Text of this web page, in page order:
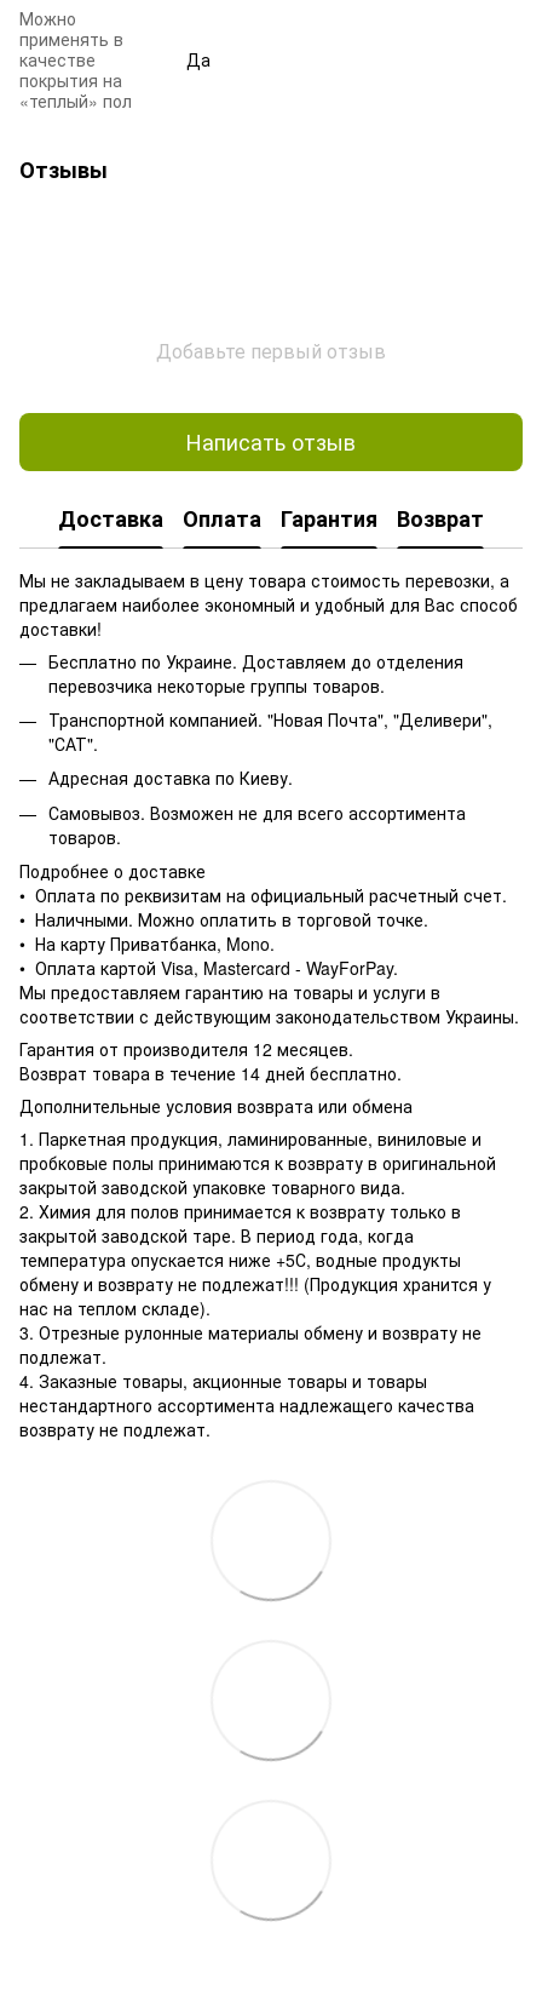
Можно
применять в
качестве
покрытия на
«теплый» пол
Да
Отзывы
Добавьте первый отзыв
Написать отзыв
Доставка Оплата Гарантия Возврат
Мы не закладываем в цену товара стоимость перевозки, а
предлагаем наиболее экономный и удобный для Вас способ
доставки!
Бесплатно по Украине. Доставляем до отделения
перевозчика некоторые группы товаров.
Транспортной компанией. "Новая Почта", "Деливери",
"САТ".
Адресная доставка по Киеву.
Самовывоз. Возможен не для всего ассортимента
товаров.
Подробнее о доставке
• Оплата по реквизитам на официальный расчетный счет.
• Наличными. Можно оплатить в торговой точке.
• На карту Приватбанка, Mono.
• Оплата картой Visa, Mastercard - WayForPay.
Мы предоставляем гарантию на товары и услуги в
соответствии с действующим законодательством Украины.
Гарантия от производителя 12 месяцев.
Возврат товара в течение 14 дней бесплатно.
Дополнительные условия возврата или обмена
1. Паркетная продукция, ламинированные, виниловые и
пробковые полы принимаются к возврату в оригинальной
закрытой заводской упаковке товарного вида.
2. Химия для полов принимается к возврату только в
закрытой заводской таре. В период года, когда
температура опускается ниже +5С, водные продукты
обмену и возврату не подлежат!!! (Продукция хранится у
нас на теплом складе).
3. Отрезные рулонные материалы обмену и возврату не
подлежат.
4. Заказные товары, акционные товары и товары
нестандартного ассортимента надлежащего качества
возврату не подлежат.